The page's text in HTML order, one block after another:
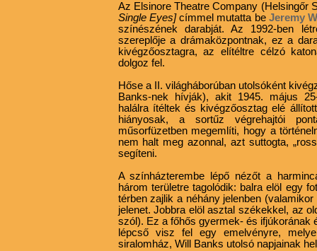
Az Elsinore Theatre Company (Helsingőr
Single Eyes]címmel mutatta be Jeremy
színészének darabját. Az 1992-ben
szereplője a drámaközpontnak, ez a
kivégzőosztagra, az elítéltre célzó
dolgoz fel.
Hőse a II. világháborúban utolsóként
Banks-nek hívják), akit 1945. május
halálra ítéltek és kivégzőosztag elé
hiányosak, a sortűz végrehajtói
műsorfüzetben megemlíti, hogy a
nem halt meg azonnal, azt suttogta,
segíteni.
A színházterembe lépő nézőt a
három területre tagolódik: balra elöl egy
térben zajlik a néhány jelenben
jelenet. Jobbra elöl asztal székekkel, az
szól). Ez a főhős gyermek- és
lépcső visz fel egy emelvényre,
siralomház, Will Banks utolsó napjainak